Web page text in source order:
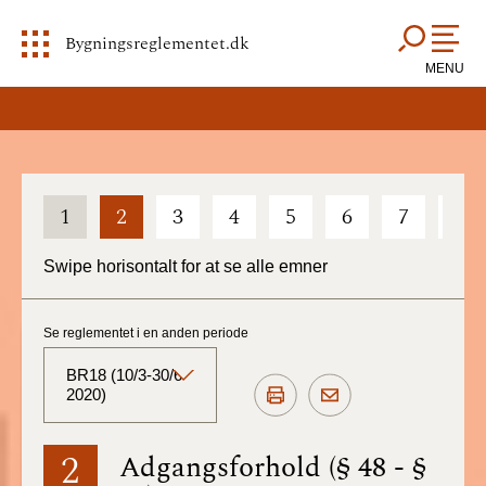
Bygningsreglementet.dk
MENU
1 2 3 4 5 6 7
Swipe horisontalt for at se alle emner
2 Adgangsforhold (§ 48 - §
Se reglementet i en anden periode
BR18 (10/3-30/6
2020)
BR18 (Aktuelt)